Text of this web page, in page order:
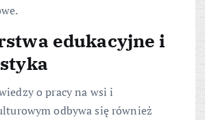
edukacyjne i
o pracy na wsi i
odbywa się również